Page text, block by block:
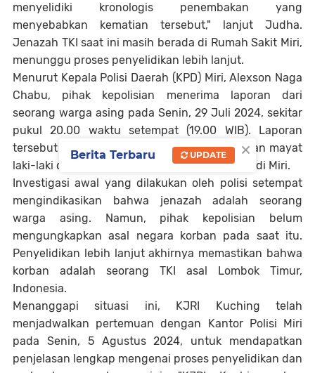
menyelidiki kronologis penembakan yang
menyebabkan kematian tersebut," lanjut Judha.
Jenazah TKI saat ini masih berada di Rumah Sakit Miri,
menunggu proses penyelidikan lebih lanjut.
Menurut Kepala Polisi Daerah (KPD) Miri, Alexson Naga
Chabu, pihak kepolisian menerima laporan dari
seorang warga asing pada Senin, 29 Juli 2024, sekitar
pukul 20.00 waktu setempat (19.00 WIB). Laporan
tersebut menginformasikan tentang penemuan mayat
laki-laki di kawasan perkebunan sawit swasta di Miri.
Investigasi awal yang dilakukan oleh polisi setempat
mengindikasikan bahwa jenazah adalah seorang
warga asing. Namun, pihak kepolisian belum
mengungkapkan asal negara korban pada saat itu.
Penyelidikan lebih lanjut akhirnya memastikan bahwa
korban adalah seorang TKI asal Lombok Timur,
Indonesia.
Menanggapi situasi ini, KJRI Kuching telah
menjadwalkan pertemuan dengan Kantor Polisi Miri
pada Senin, 5 Agustus 2024, untuk mendapatkan
penjelasan lengkap mengenai proses penyelidikan dan
×
Berita Terbaru UPDATE